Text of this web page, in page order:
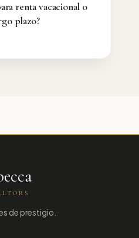
renta vacacional o
plazo?
de prestigio.